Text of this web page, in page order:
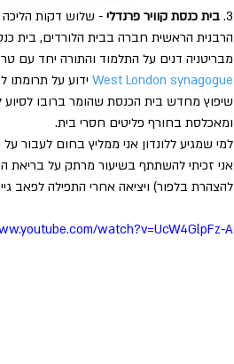
3. בית כנסת קוויר פרנדלי - שלוש דקות
הרבנית הראשית חברה בבית הלורדים, בית
מבריטניה דנים על התלמוד והתורה יחד עם
West London synagogue ידוע על
שיפוץ מחדש בית הכנסת שהומר ברובו
ומאכלסת בחורף פליטים חסרי בית.
למי שמגיע ללונדון אני ממליץ בחום לעבור
אני זכיתי להשתתף בשיעור מרתק על בריאת
להצהרת בלפור) ויציאה אחרי התפילה לפאב
watch?v=UcW4GlpFz-A